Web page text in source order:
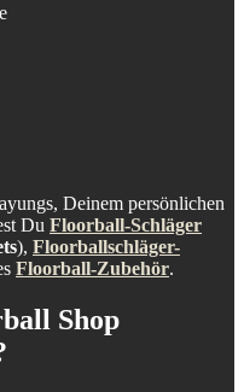
Deinem persönlichen
Du Floorball-Schläger
), Floorballschläger-
Floorball-Zubehör.
Shop